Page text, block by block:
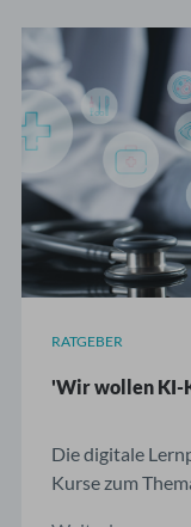
RATGEBER
'Wir wollen KI-
Die digitale
Kurse zum